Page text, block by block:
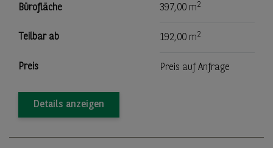
Bürofläche 397,00 m2
Teilbar ab 192,00 m2
Preis Preis auf Anfrage
Details anzeigen